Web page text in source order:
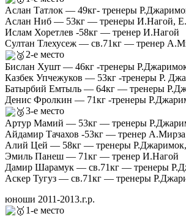
Аслан Татлок — 49кг- тренеры
Аслан Ниб — 53кг — тренеры И.Нагой,
Ислам Хоретлев -58кг — тренер И.Нагой
Султан Тлехусеж — св.71кг — тренер
2-е место
Бислан Хушт — 46кг -тренеры
Казбек Упчежуков — 53кг -тренеры Р.
Батырбий Емтыль — 64кг — тренеры
Денис Фролкин — 71кг -тренеры
3-е место
Артур Мамий — 53кг — тренеры
Айдамир Тачахов -53кг — тренер А.Мирза
Алий Цей — 58кг — тренеры
Эмиль Панеш — 71кг — тренер И.Нагой
Дамир Шарамук — св.71кг — тренеры
Аскер Тугуз — св.71кг — тренеры
юноши 2011-2013.г.р.
1-е место